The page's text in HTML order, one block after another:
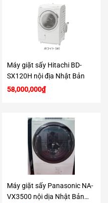
Máy giặt sấy Hitachi BD-
SX120H nội địa Nhật Bản
58,000,000₫
Máy giặt sấy Panasonic NA-
VX3500 nội dịa Nhật Bản